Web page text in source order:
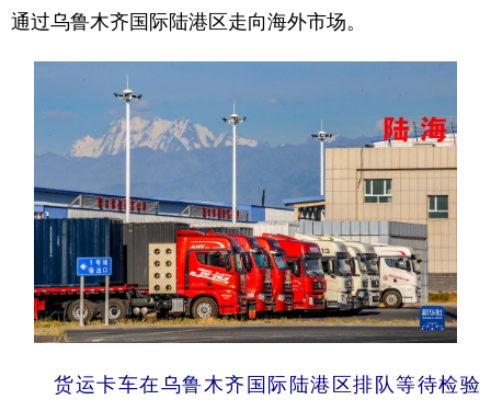
辽宁 吉林 上海
浙江
河南 湖南
海南 重庆
四川 贵州 云南 西藏
陕西 甘肃 青海 宁夏
新疆 内蒙古 黑龙江
多语种频道
通过乌鲁木齐国际陆港区走向海外市场。
货运卡车在乌鲁木齐国际陆港区排队等待检验